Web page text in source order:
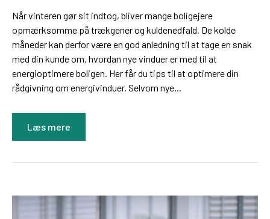
Når vinteren gør sit indtog, bliver mange boligejere
opmærksomme på trækgener og kuldenedfald. De kolde
måneder kan derfor være en god anledning til at tage en snak
med din kunde om, hvordan nye vinduer er med til at
energioptimere boligen. Her får du tips til at optimere din
rådgivning om energivinduer. Selvom nye...
Læs mere